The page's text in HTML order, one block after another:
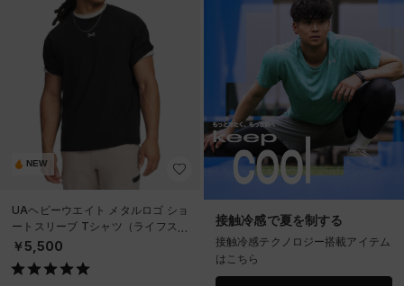
NEW
UAヘビーウエイト メタルロゴ ショ
ートスリーブ Tシャツ（ライフスタ
イル/MEN）
￥5,500
接触冷感で夏を制する
接触冷感テクノロジー搭載アイテム
はこちら